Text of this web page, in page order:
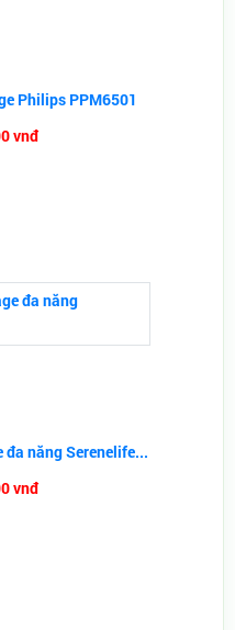
Philips PPM6501
vnđ
đa năng Serenelife...
vnđ